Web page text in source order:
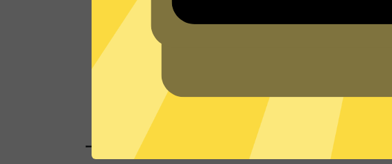
一键加速，保障安全上网体验